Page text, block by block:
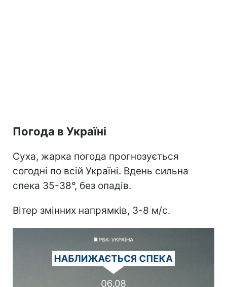
Погода в Україні
Суха, жарка погода прогнозується
согодні по всій Україні. Вдень сильна
спека 35-38°, без опадів.
Вітер змінних напрямків, 3-8 м/с.